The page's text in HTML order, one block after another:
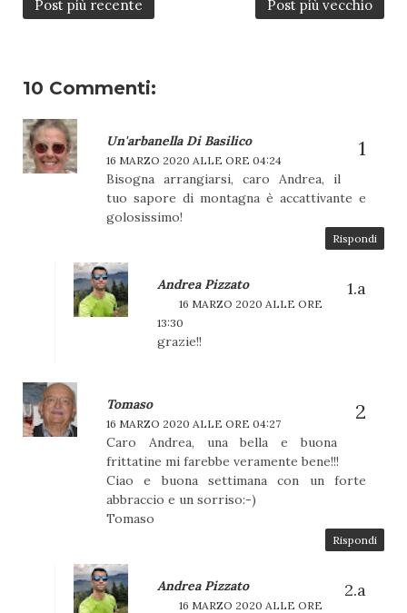
Post più recente Post più vecchio
10 Commenti:
Un'arbanella Di Basilico
16 MARZO 2020 ALLE ORE 04:24
Bisogna arrangiarsi, caro Andrea, il
tuo sapore di montagna è accattivante e
golosissimo!
Rispondi
Andrea Pizzato
16 MARZO 2020 ALLE ORE
13:30
grazie!!
Tomaso
16 MARZO 2020 ALLE ORE 04:27
Caro Andrea, una bella e buona
frittatine mi farebbe veramente bene!!!
Ciao e buona settimana con un forte
abbraccio e un sorriso:-)
Tomaso
Rispondi
Andrea Pizzato
16 MARZO 2020 ALLE ORE